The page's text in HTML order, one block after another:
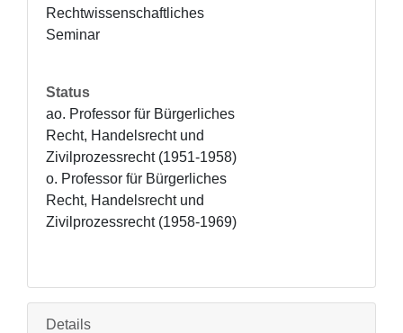
Rechtwissenschaftliches
Seminar
Status
ao. Professor für Bürgerliches
Recht, Handelsrecht und
Zivilprozessrecht (1951-1958)
o. Professor für Bürgerliches
Recht, Handelsrecht und
Zivilprozessrecht (1958-1969)
Details